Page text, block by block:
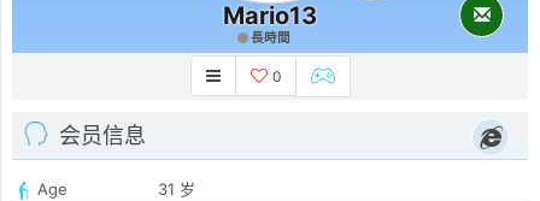
Mario13
長時間
0
会员信息
Age
31 岁